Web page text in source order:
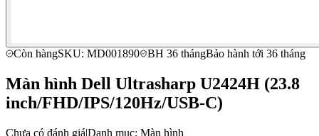
Còn hàngSKU: MD001890 BH 36 thángBảo hành tới 36 tháng
Màn hình Dell Ultrasharp U2424H (23.8
inch/FHD/IPS/120Hz/USB-C)
Chưa có đánh giá|Danh mục: Màn hình